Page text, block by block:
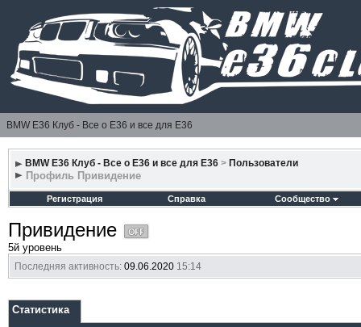
BMW E36 Клуб - Все о Е36 и все для Е36
BMW E36 Клуб - Все о Е36 и все для Е36 > Пользователи
Профиль Привидение
Регистрация Справка Сообщество
Привидение
5й уровень
Последняя активность:09.06.2020 15:14
Статистика